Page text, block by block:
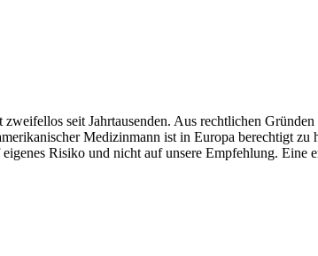
seit Jahrtausenden. Aus rechtlichen
Medizinmann ist in Europa berechtigt zu
Risiko und nicht auf unsere Empfehlung. Eine